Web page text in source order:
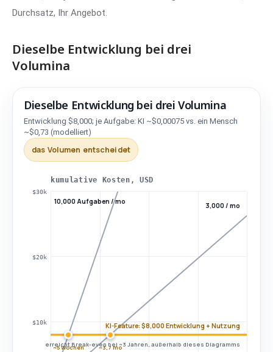
Durchsatz, Ihr Angebot.
Dieselbe Entwicklung bei drei
Volumina
Dieselbe Entwicklung bei drei Volumina
Volumen Break-even
10,000 Aufgaben / mo
3,000 Aufgaben / mo 3,000 Aufgaben / mo: ~3,7
300 Aufgaben / mo 300 Aufgaben / mo: ~3 yr
Dieselbe Entwicklung bei drei Volumina
Entwicklung $8,000; je Aufgabe: KI ~$0,00075 vs. ein Mensch
~$0,73 (modelliert)
das Volumen entscheidet
kumulative Kosten, USD
$10k
$20k
$30k
10,000 Aufgaben / mo 3,000 / mo
KI-Feature: $8,000 Entwicklung + Nutzung
~5 Wochen ~3,7 mo
erreicht Break-even bei ~3 Jahren, außerhalb dieses Diagramms